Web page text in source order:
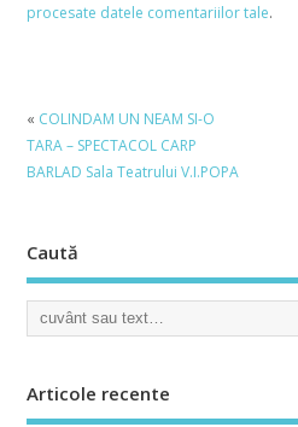
procesate datele comentariilor tale.
« COLINDAM UN NEAM SI-O
TARA – SPECTACOL CARP
BARLAD Sala Teatrului V.I.POPA
Caută
Articole recente